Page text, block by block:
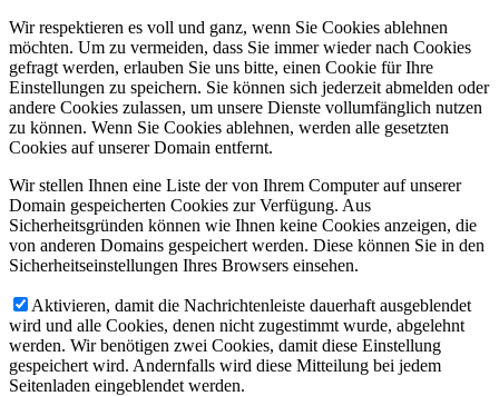
Wir respektieren es voll und ganz, wenn Sie Cookies ablehnen
möchten. Um zu vermeiden, dass Sie immer wieder nach Cookies
gefragt werden, erlauben Sie uns bitte, einen Cookie für Ihre
Einstellungen zu speichern. Sie können sich jederzeit abmelden oder
andere Cookies zulassen, um unsere Dienste vollumfänglich nutzen
zu können. Wenn Sie Cookies ablehnen, werden alle gesetzten
Cookies auf unserer Domain entfernt.
Wir stellen Ihnen eine Liste der von Ihrem Computer auf unserer
Domain gespeicherten Cookies zur Verfügung. Aus
Sicherheitsgründen können wie Ihnen keine Cookies anzeigen, die
von anderen Domains gespeichert werden. Diese können Sie in den
Sicherheitseinstellungen Ihres Browsers einsehen.
Aktivieren, damit die Nachrichtenleiste dauerhaft ausgeblendet
wird und alle Cookies, denen nicht zugestimmt wurde, abgelehnt
werden. Wir benötigen zwei Cookies, damit diese Einstellung
gespeichert wird. Andernfalls wird diese Mitteilung bei jedem
Seitenladen eingeblendet werden.